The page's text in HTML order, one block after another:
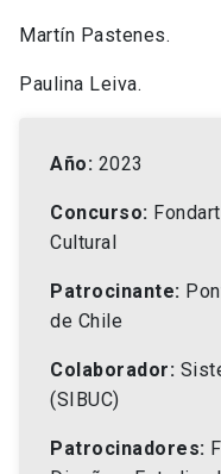
Martín Pastenes.
Paulina Leiva.
Año: 2023
Concurso:
Cultural
Patrocinante:
de Chile
Colaborador:
(SIBUC)
Patrocinadores: